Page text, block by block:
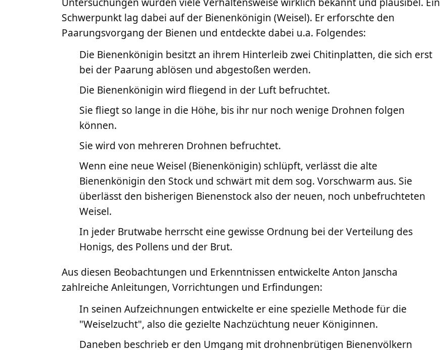
Schwerpunkt lag dabei auf der Bienenkönigin (Weisel). Er erforschte den
Paarungsvorgang der Bienen und entdeckte dabei u.a. Folgendes:
Die Bienenkönigin besitzt an ihrem Hinterleib zwei Chitinplatten, die sich erst
bei der Paarung ablösen und abgestoßen werden.
Die Bienenkönigin wird fliegend in der Luft befruchtet.
Sie fliegt so lange in die Höhe, bis ihr nur noch wenige Drohnen folgen
können.
Sie wird von mehreren Drohnen befruchtet.
Wenn eine neue Weisel (Bienenkönigin) schlüpft, verlässt die alte
Bienenkönigin den Stock und schwärt mit dem sog. Vorschwarm aus. Sie
überlässt den bisherigen Bienenstock also der neuen, noch unbefruchteten
Weisel.
In jeder Brutwabe herrscht eine gewisse Ordnung bei der Verteilung des
Honigs, des Pollens und der Brut.
Aus diesen Beobachtungen und Erkenntnissen entwickelte Anton Janscha
zahlreiche Anleitungen, Vorrichtungen und Erfindungen:
In seinen Aufzeichnungen entwickelte er eine spezielle Methode für die
"Weiselzucht", also die gezielte Nachzüchtung neuer Königinnen.
Daneben beschrieb er den Umgang mit drohnenbrütigen Bienenvölkern